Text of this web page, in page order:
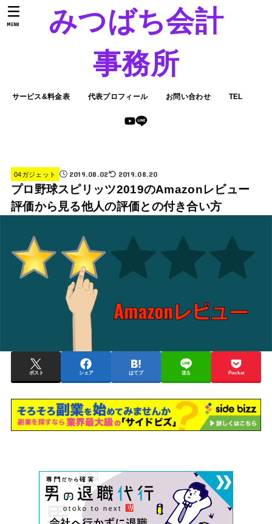
みつばち会計
事務所
サービス&料金表 代表プロフィール お問い合わせ TEL
MENU
04ガジェット 2019.08.02 2019.08.20
プロ野球スピリッツ2019のAmazonレビュー
評価から見る他人の評価との付き合い方
ポスト シェア はてブ 送る Pocket